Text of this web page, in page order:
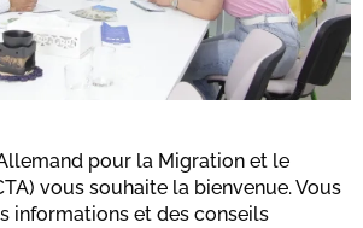
pour la Migration et le
vous souhaite la bienvenue. Vous
informations et des conseils